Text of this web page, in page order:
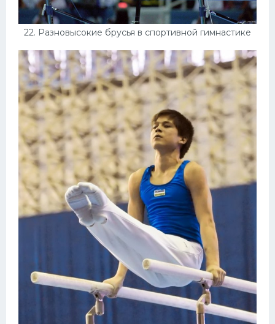
22. Разновысокие брусья в спортивной гимнастике